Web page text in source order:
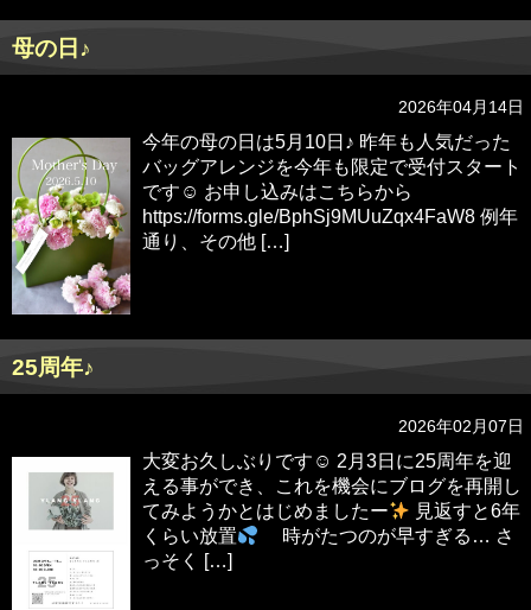
母の日♪
2026年04月14日
今年の母の日は5月10日♪ 昨年も人気だった
バッグアレンジを今年も限定で受付スタート
です☺︎ お申し込みはこちらから
https://forms.gle/BphSj9MUuZqx4FaW8 例年
通り、その他 […]
25周年♪
2026年02月07日
大変お久しぶりです☺︎ 2月3日に25周年を迎
える事ができ、これを機会にブログを再開し
てみようかとはじめましたー
見返すと6年
くらい放置
時がたつのが早すぎる… さ
っそく […]